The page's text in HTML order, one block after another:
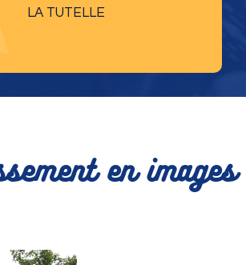
LA TUTELLE
en images